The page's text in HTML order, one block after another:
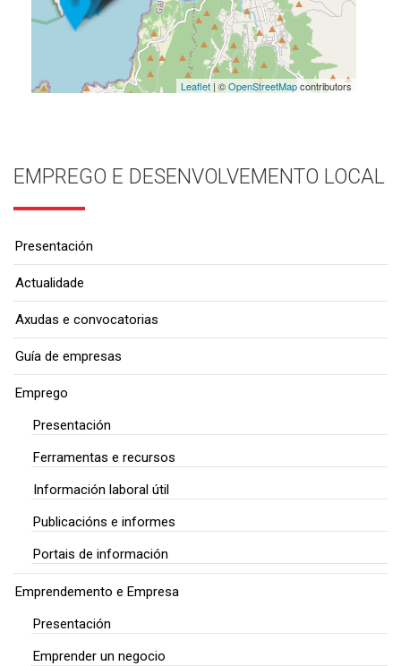
Leaflet| ©OpenStreetMapcontributors
EMPREGO E DESENVOLVEMENTO LOCAL
Presentación
Actualidade
Axudas e convocatorias
Guía de empresas
Emprego
Presentación
Ferramentas e recursos
Información laboral útil
Publicacións e informes
Portais de información
Emprendemento e Empresa
Presentación
Emprender un negocio